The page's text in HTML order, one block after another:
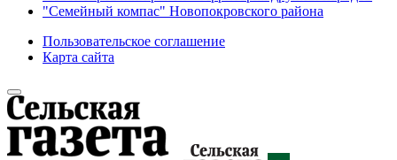
"Семейный компас" Новопокровского района
Пользовательское соглашение
Карта сайта